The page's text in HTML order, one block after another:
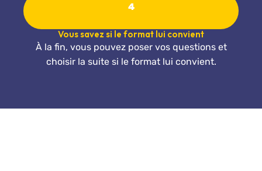
4
Vous savez si le format lui convient
À la fin, vous pouvez poser vos questions et
choisir la suite si le format lui convient.